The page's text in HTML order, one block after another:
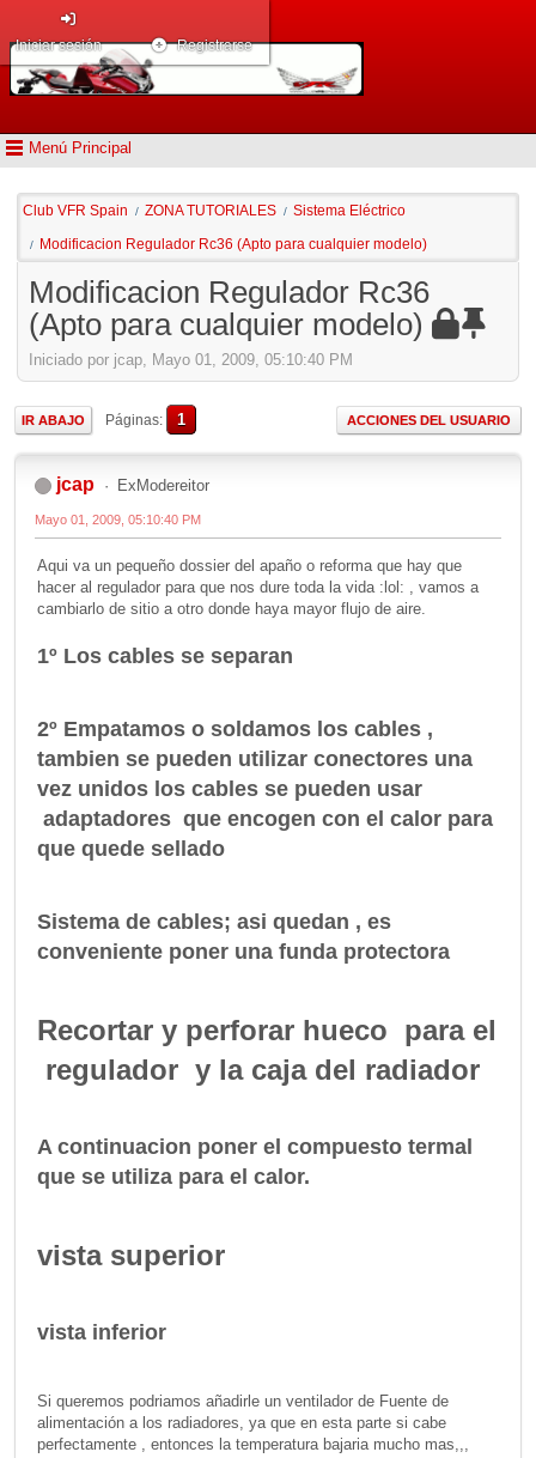
Menú Principal
Iniciar sesión Registrarse
Club VFR Spain / ZONA TUTORIALES / Sistema Eléctrico
/ Modificacion Regulador Rc36 (Apto para cualquier modelo)
Modificacion Regulador Rc36
(Apto para cualquier modelo)
Iniciado por jcap, Mayo 01, 2009, 05:10:40 PM
IR ABAJO Páginas 1 ACCIONES DEL USUARIO
jcap ExModereitor
Mayo 01, 2009, 05:10:40 PM
Aqui va un pequeño dossier del apaño o reforma que hay que
hacer al regulador para que nos dure toda la vida :lol: , vamos a
cambiarlo de sitio a otro donde haya mayor flujo de aire.
1º Los cables se separan
2º Empatamos o soldamos los cables ,
tambien se pueden utilizar conectores una
vez unidos los cables se pueden usar
adaptadores que encogen con el calor para
que quede sellado
Sistema de cables; asi quedan , es
conveniente poner una funda protectora
Recortar y perforar hueco para el
regulador y la caja del radiador
A continuacion poner el compuesto termal
que se utiliza para el calor.
vista superior
vista inferior
Si queremos podriamos añadirle un ventilador de Fuente de
alimentación a los radiadores, ya que en esta parte si cabe
perfectamente , entonces la temperatura bajaria mucho mas,,,